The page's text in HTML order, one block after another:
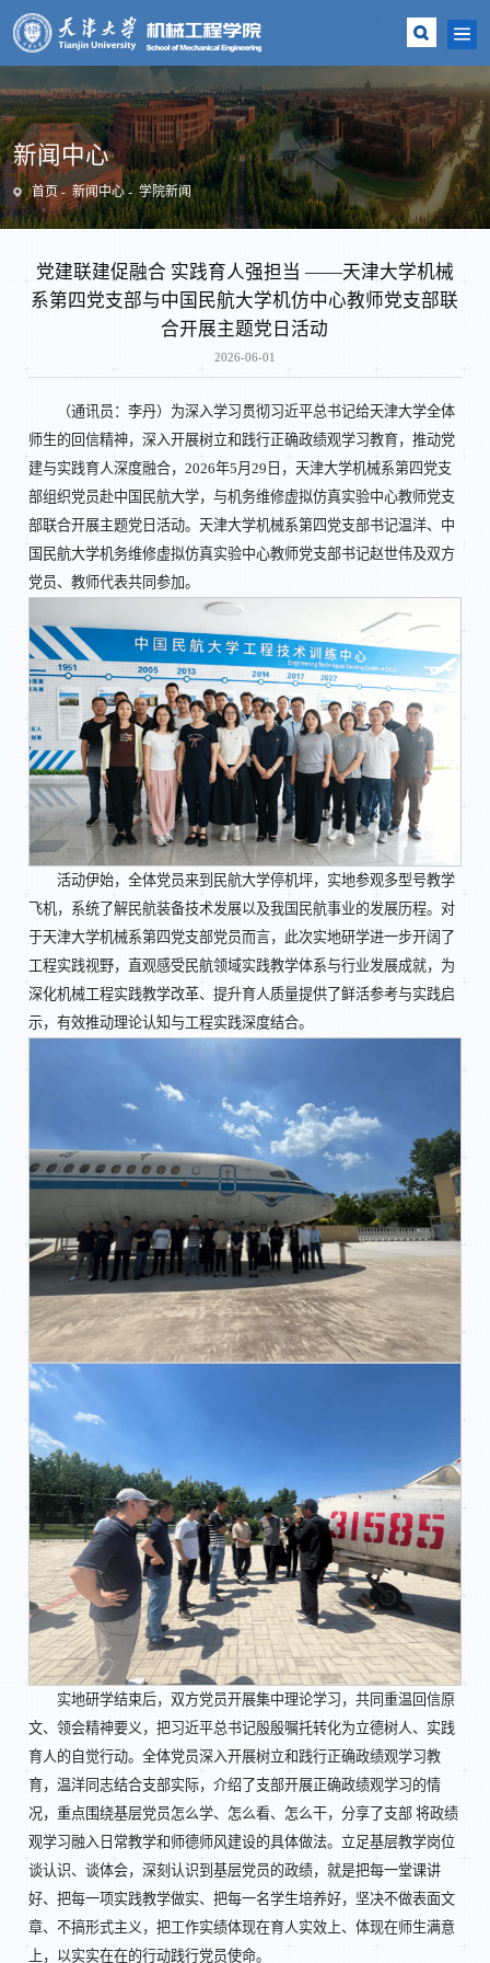
新闻中心
首页 新闻中心 学院新闻
党建联建促融合 实践育人强担当 ——天津大学机械
系第四党支部与中国民航大学机仿中心教师党支部联
合开展主题党日活动
2026-06-01
（通讯员：李丹）为深入学习贯彻习近平总书记给天津大学全体
师生的回信精神，深入开展树立和践行正确政绩观学习教育，推动党
建与实践育人深度融合，2026年5月29日，天津大学机械系第四党支
部组织党员赴中国民航大学，与机务维修虚拟仿真实验中心教师党支
部联合开展主题党日活动。天津大学机械系第四党支部书记温洋、中
国民航大学机务维修虚拟仿真实验中心教师党支部书记赵世伟及双方
党员、教师代表共同参加。
活动伊始，全体党员来到民航大学停机坪，实地参观多型号教学
飞机，系统了解民航装备技术发展以及我国民航事业的发展历程。对
于天津大学机械系第四党支部党员而言，此次实地研学进一步开阔了
工程实践视野，直观感受民航领域实践教学体系与行业发展成就，为
深化机械工程实践教学改革、提升育人质量提供了鲜活参考与实践启
示，有效推动理论认知与工程实践深度结合。
实地研学结束后，双方党员开展集中理论学习，共同重温回信原
文、领会精神要义，把习近平总书记殷殷嘱托转化为立德树人、实践
育人的自觉行动。全体党员深入开展树立和践行正确政绩观学习教
育，温洋同志结合支部实际，介绍了支部开展正确政绩观学习的情
况，重点围绕基层党员怎么学、怎么看、怎么干，分享了支部 将政绩
观学习融入日常教学和师德师风建设的具体做法。立足基层教学岗位
谈认识、谈体会，深刻认识到基层党员的政绩，就是把每一堂课讲
好、把每一项实践教学做实、把每一名学生培养好，坚决不做表面文
章、不搞形式主义，把工作实绩体现在育人实效上、体现在师生满意
上，以实实在在的行动践行党员使命。